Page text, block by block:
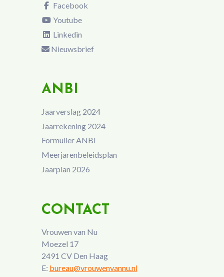
Facebook
Youtube
Linkedin
Nieuwsbrief
ANBI
Jaarverslag 2024
Jaarrekening 2024
Formulier ANBI
Meerjarenbeleidsplan
Jaarplan 2026
CONTACT
Vrouwen van Nu
Moezel 17
2491 CV Den Haag
E: bureau@vrouwenvannu.nl